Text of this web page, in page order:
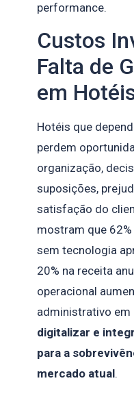
performance.
Custos
Falta de
em
Hotéis que
perdem
organização,
suposições,
satisfação do
mostram que
sem tecnologia
20% na receita
operacional
administrativo em
digitalizar e
para a
mercado atual.